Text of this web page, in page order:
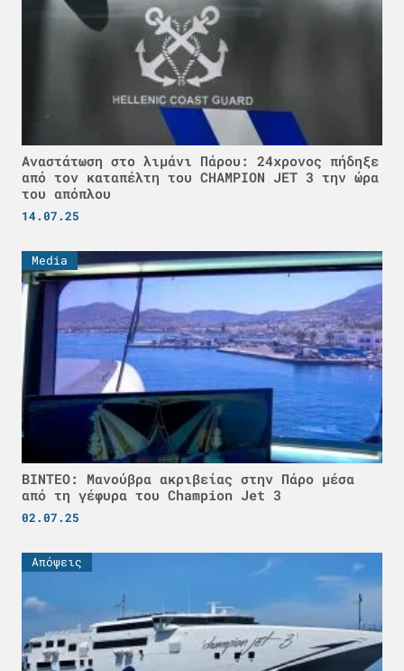
Αναστάτωση στο λιμάνι Πάρου: 24χρονος πήδηξε
από τον καταπέλτη του CHAMPION JET 3 την ώρα
του απόπλου
14.07.25
Media
ΒΙΝΤΕΟ: Μανούβρα ακριβείας στην Πάρο μέσα
από τη γέφυρα του Champion Jet 3
02.07.25
Απόψεις